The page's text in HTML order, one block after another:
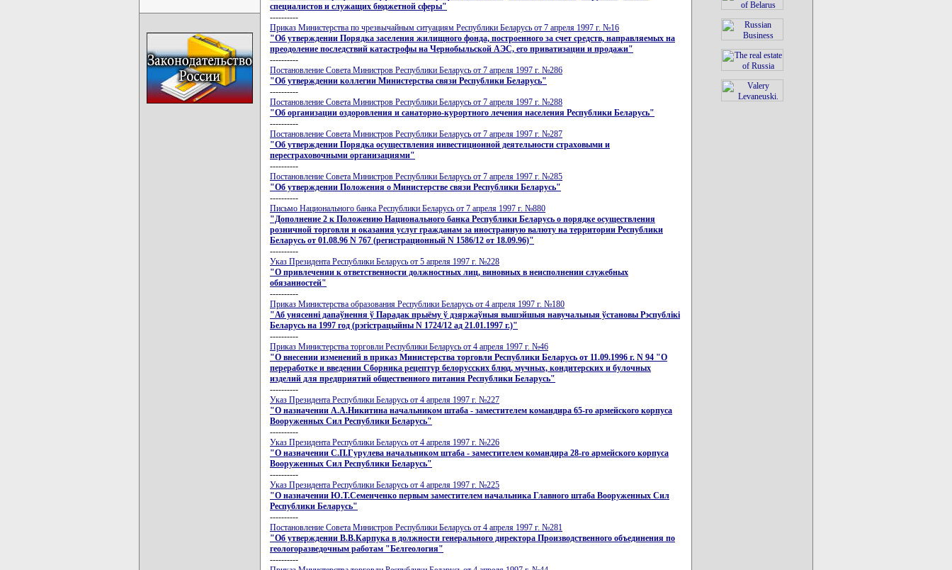
специалистов и служащих бюджетной сферы"
----------
Приказ Министерства по чрезвычайным ситуациям Республики Беларусь от 7 апреля 1997 г. №16
"Об утверждении Порядка заселения жилищного фонда, построенного за счет средств, направляемых на
преодоление последствий катастрофы на Чернобыльской АЭС, его приватизации и продажи"
----------
Постановление Совета Министров Республики Беларусь от 7 апреля 1997 г. №286
"Об утверждении коллегии Министерства связи Республики Беларусь"
----------
Постановление Совета Министров Республики Беларусь от 7 апреля 1997 г. №288
"Об организации оздоровления и санаторно-курортного лечения населения Республики Беларусь"
----------
Постановление Совета Министров Республики Беларусь от 7 апреля 1997 г. №287
"Об утверждении Порядка осуществления инвестиционной деятельности страховыми и
перестраховочными организациями"
----------
Постановление Совета Министров Республики Беларусь от 7 апреля 1997 г. №285
"Об утверждении Положения о Министерстве связи Республики Беларусь"
----------
Письмо Национального банка Республики Беларусь от 7 апреля 1997 г. №880
"Дополнение 2 к Положению Национального банка Республики Беларусь о порядке осуществления
розничной торговли и оказания услуг гражданам за иностранную валюту на территории Республики
Беларусь от 01.08.96 N 767 (регистрационный N 1586/12 от 18.09.96)"
----------
Указ Президента Республики Беларусь от 5 апреля 1997 г. №228
"О привлечении к ответственности должностных лиц, виновных в неисполнении служебных
обязанностей"
----------
Приказ Министерства образования Республики Беларусь от 4 апреля 1997 г. №180
"Аб унясеннi дапаўнення ў Парадак прыёму ў дзяржаўныя вышэйшыя навучальныя ўстановы Рэспублiкi
Беларусь на 1997 год (рэгiстрацыйны N 1724/12 ад 21.01.1997 г.)"
----------
Приказ Министерства торговли Республики Беларусь от 4 апреля 1997 г. №46
"О внесении изменений в приказ Министерства торговли Республики Беларусь от 11.09.1996 г. N 94 "О
переработке и введении Сборника рецептур белорусских блюд, мучных, кондитерских и булочных
изделий для предприятий общественного питания Республики Беларусь"
----------
Указ Президента Республики Беларусь от 4 апреля 1997 г. №227
"О назначении А.А.Никитина начальником штаба - заместителем командира 65-го армейского корпуса
Вооруженных Сил Республики Беларусь"
----------
Указ Президента Республики Беларусь от 4 апреля 1997 г. №226
"О назначении С.П.Гурулева начальником штаба - заместителем командира 28-го армейского корпуса
Вооруженных Сил Республики Беларусь"
----------
Указ Президента Республики Беларусь от 4 апреля 1997 г. №225
"О назначении Ю.Т.Семенченко первым заместителем начальника Главного штаба Вооруженных Сил
Республики Беларусь"
----------
Постановление Совета Министров Республики Беларусь от 4 апреля 1997 г. №281
"Об утверждении В.В.Карпука в должности генерального директора Производственного объединения по
геологоразведочным работам "Белгеология"
----------